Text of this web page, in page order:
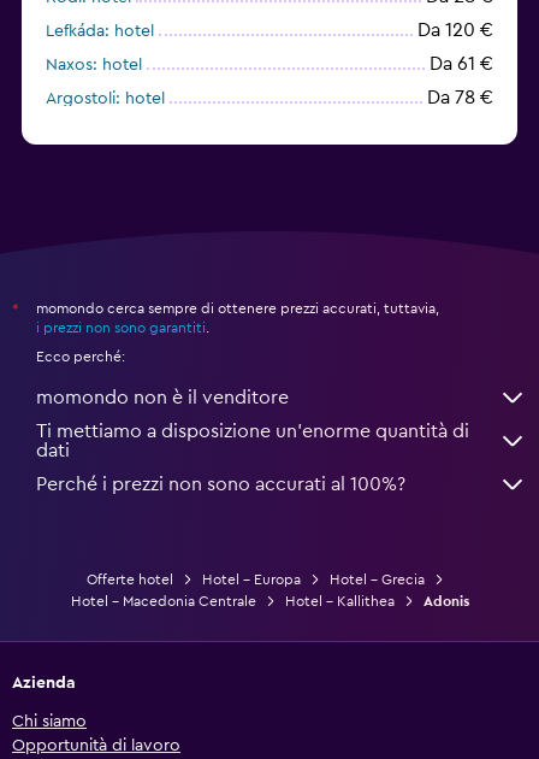
Lefkáda: hotel Da 120 €
Naxos: hotel Da 61 €
Argostoli: hotel Da 78 €
*
momondo cerca sempre di ottenere prezzi accurati, tuttavia,
i prezzi non sono garantiti
Ecco perché:
momondo non è il venditore
Ti mettiamo a disposizione un’enorme quantità di
dati
Perché i prezzi non sono accurati al 100%?
Offerte hotel Hotel - Europa
Hotel - Grecia
Hotel - Macedonia Centrale
Hotel - Kallithea Adonis
Azienda
Chi siamo
Opportunità di lavoro